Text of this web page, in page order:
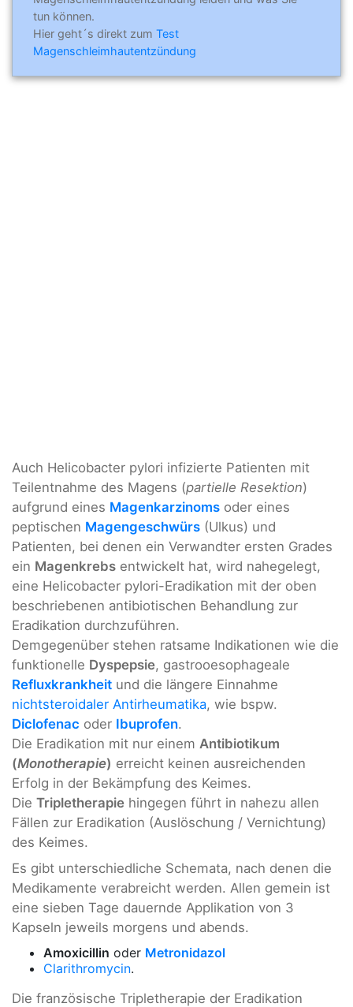
tun können.
Hier geht´s direkt zum Test
Magenschleimhautentzündung
Auch Helicobacter pylori infizierte Patienten mit
Teilentnahme des Magens (partielle Resektion)
aufgrund eines Magenkarzinoms oder eines
peptischen Magengeschwürs (Ulkus) und
Patienten, bei denen ein Verwandter ersten Grades
ein Magenkrebs entwickelt hat, wird nahegelegt,
eine Helicobacter pylori-Eradikation mit der oben
beschriebenen antibiotischen Behandlung zur
Eradikation durchzuführen.
Demgegenüber stehen ratsame Indikationen wie die
funktionelle Dyspepsie, gastrooesophageale
Refluxkrankheit und die längere Einnahme
nichtsteroidaler Antirheumatika, wie bspw.
Diclofenac oder Ibuprofen.
Die Eradikation mit nur einem Antibiotikum
(Monotherapie) erreicht keinen ausreichenden
Erfolg in der Bekämpfung des Keimes.
Die Tripletherapie hingegen führt in nahezu allen
Fällen zur Eradikation (Auslöschung / Vernichtung)
des Keimes.
Es gibt unterschiedliche Schemata, nach denen die
Medikamente verabreicht werden. Allen gemein ist
eine sieben Tage dauernde Applikation von 3
Kapseln jeweils morgens und abends.
Amoxicillin oder Metronidazol
Clarithromycin.
Die französische Tripletherapie der Eradikation